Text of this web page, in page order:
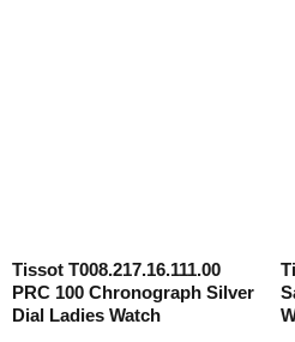
Tissot T008.217.16.111.00
PRC 100 Chronograph Silver
Dial Ladies Watch